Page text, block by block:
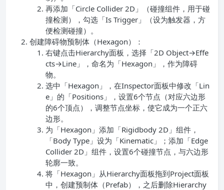
再添加「Circle Collider 2D」（碰撞组件，用于碰
撞检测），勾选「Is Trigger」（设为触发器，方
便检测碰撞）。
创建障碍物预制体（Hexagon）：
右键点击Hierarchy面板，选择「2D Object→Effe
cts→Line」，命名为「Hexagon」，作为障碍
物。
选中「Hexagon」，在Inspector面板中修改「Lin
e」的「Positions」，设置6个节点（对应六边形
的6个顶点），调整节点坐标，使它成为一个正六
边形。
为「Hexagon」添加「Rigidbody 2D」组件，
「Body Type」设为「Kinematic」；添加「Edge
Collider 2D」组件，设置6个碰撞节点，与六边形
轮廓一致。
将「Hexagon」从Hierarchy面板拖到Project面板
中，创建预制体（Prefab），之后删除Hierarchy